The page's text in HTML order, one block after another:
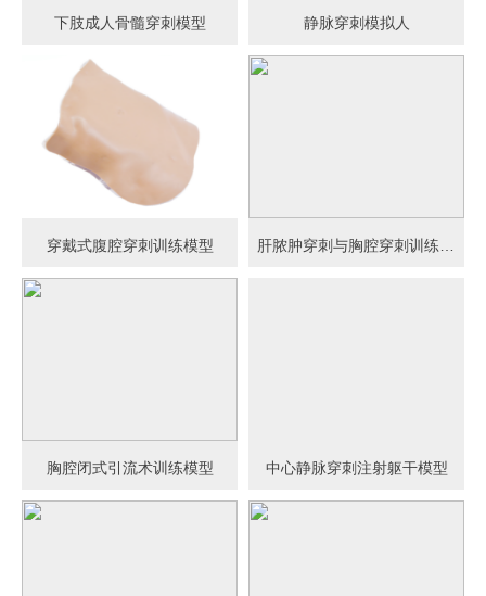
下肢成人骨髓穿刺模型 静脉穿刺模拟人
穿戴式腹腔穿刺训练模型
胸腔闭式引流术训练模型 中心静脉穿刺注射躯干模型